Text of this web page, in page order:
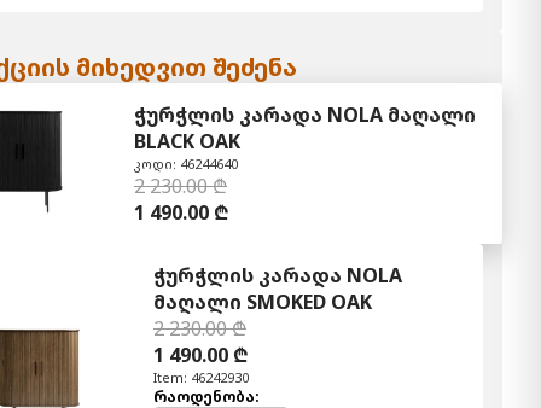
მიხედვით შეძენა
ჭურჭლის კარადა NOLA მაღალი
BLACK OAK
კოდი: 46244640
2 230.00 ₾
1 490.00 ₾
ჭურჭლის კარადა NOLA
მაღალი SMOKED OAK
2 230.00 ₾
1 490.00 ₾
Item: 46242930
რაოდენობა: